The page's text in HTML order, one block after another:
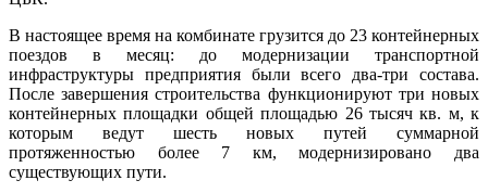
В настоящее время на комбинате грузится до 23 контейнерных
поездов в месяц: до модернизации транспортной
инфраструктуры предприятия были всего два-три состава.
После завершения строительства функционируют три новых
контейнерных площадки общей площадью 26 тысяч кв. м, к
которым ведут шесть новых путей суммарной
протяженностью более 7 км, модернизировано два
существующих пути.